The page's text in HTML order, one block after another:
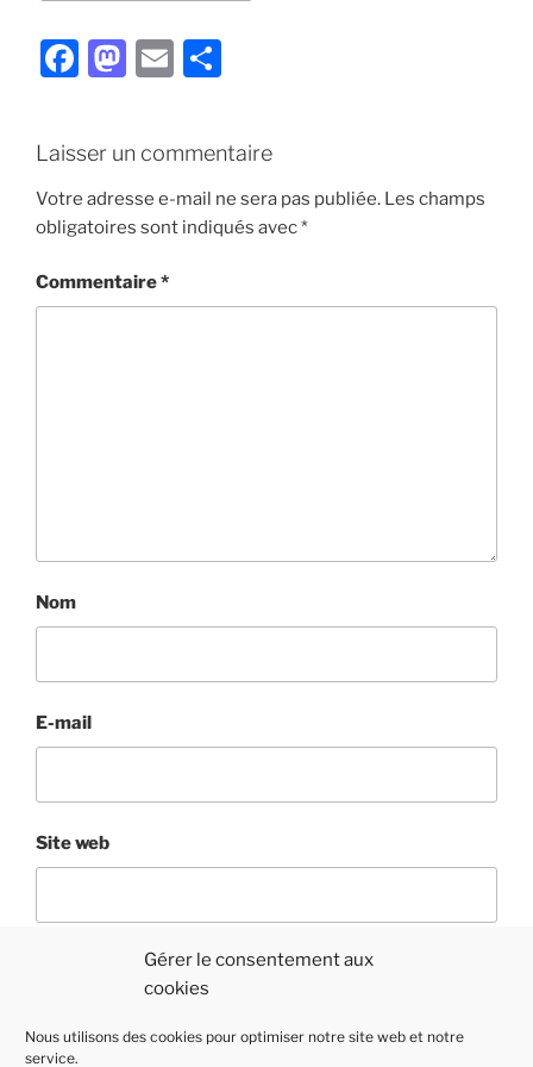
Gérer le consentement aux
cookies
Nous utilisons des cookies pour optimiser notre site web et notre
service.
F
e
b
o
o
M
o
d
o
n
E
l
ta
g
er
Laisser un commentaire
Votre adresse e-mail ne sera pas publiée. Les champs
obligatoires sont indiqués avec*
Commentaire*
Nom
E-mail
Site web